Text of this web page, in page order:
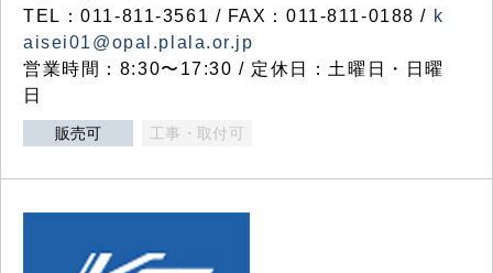
TEL：011-811-3561 / FAX：011-811-0188 / k
aisei01@opal.plala.or.jp
営業時間：8:30〜17:30 / 定休日：土曜日・日曜
日
販売可 工事・取付可